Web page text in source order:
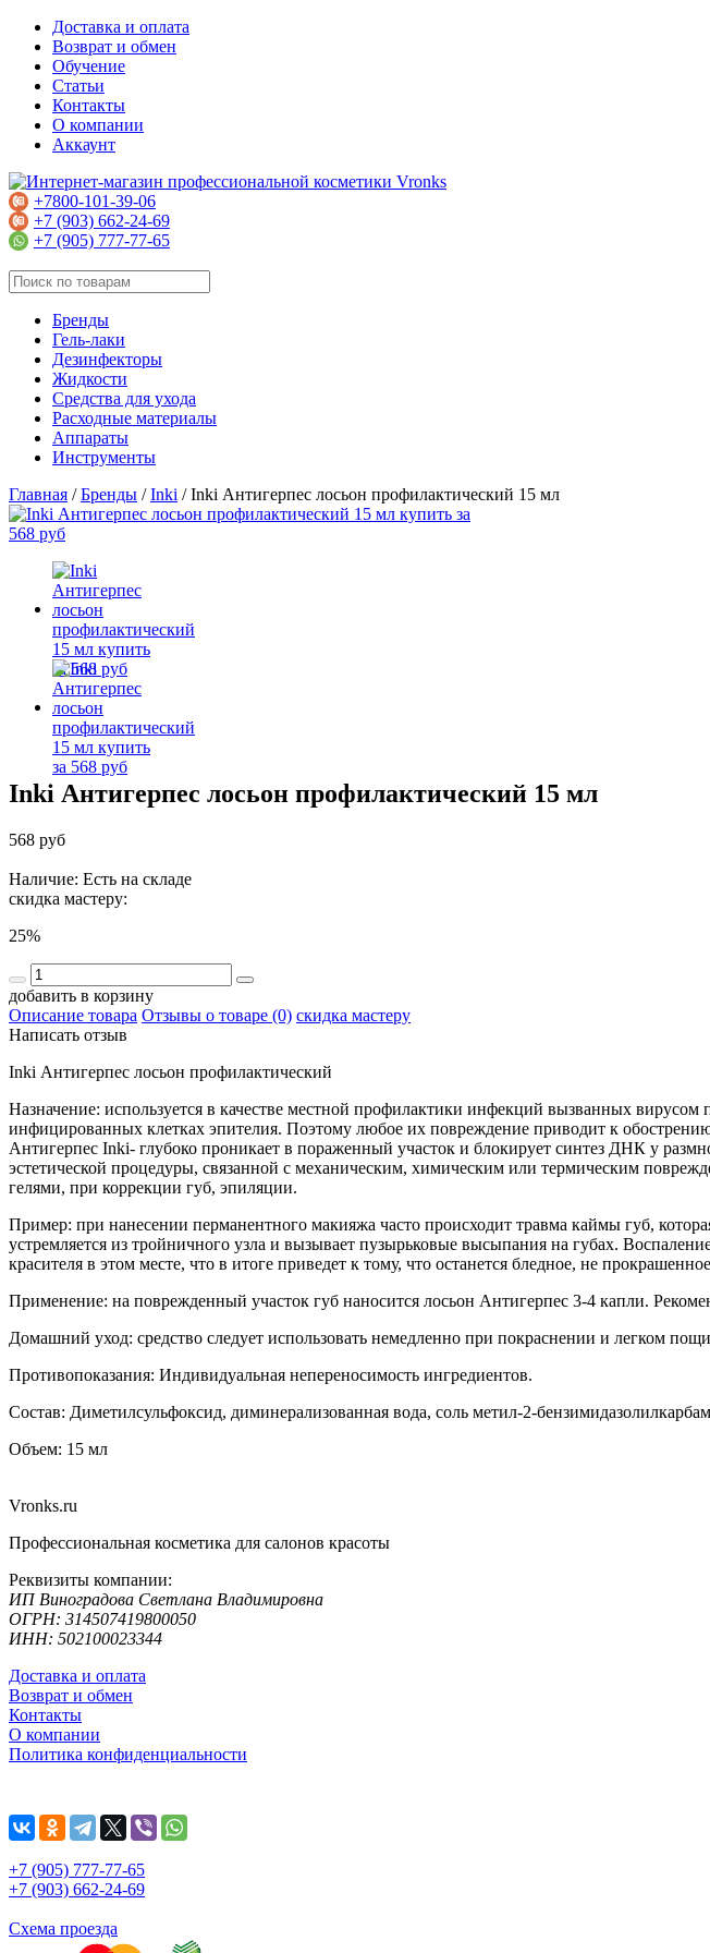
Доставка и оплата
Возврат и обмен
Обучение
Статьи
Контакты
О компании
Аккаунт
+7800-101-39-06
+7 (903) 662-24-69
+7 (905) 777-77-65
Бренды
Гель-лаки
Дезинфекторы
Жидкости
Средства для ухода
Расходные материалы
Аппараты
Инструменты
Главная /Бренды /Inki /Inki Антигерпес лосьон профилактический 15 мл
Inki Антигерпес лосьон профилактический 15 мл
568 руб
Наличие: Есть на складе
скидка мастеру:
25%
добавить в корзину
Описание товара Отзывы о товаре (0) скидка мастеру
Написать отзыв
Inki Антигерпес лосьон профилактический
Назначение: используется в качестве местной профилактики инфекций вызванных
инфицированных клетках эпителия. Поэтому любое их повреждение приводит к
Антигерпес Inki- глубоко проникает в пораженный участок и блокирует синтез ДНК у
эстетической процедуры, связанной с механическим, химическим или термическим
гелями, при коррекции губ, эпиляции.
Пример: при нанесении перманентного макияжа часто происходит травма каймы губ,
устремляется из тройничного узла и вызывает пузырьковые высыпания на губах.
красителя в этом месте, что в итоге приведет к тому, что останется бледное, не
Применение: на поврежденный участок губ наносится лосьон Антигерпес 3-4 капли.
Домашний уход: средство следует использовать немедленно при покраснении и легком
Противопоказания: Индивидуальная непереносимость ингредиентов.
Состав: Диметилсульфоксид, диминерализованная вода, соль метил-2-
Объем: 15 мл
Vronks.ru
Профессиональная косметика для салонов красоты
Реквизиты компании:
ИП Виноградова Светлана Владимировна
ОГРН: 314507419800050
ИНН: 502100023344
Доставка и оплата
Возврат и обмен
Контакты
О компании
Политика конфиденциальности
+7 (905) 777-77-65
+7 (903) 662-24-69
Схема проезда